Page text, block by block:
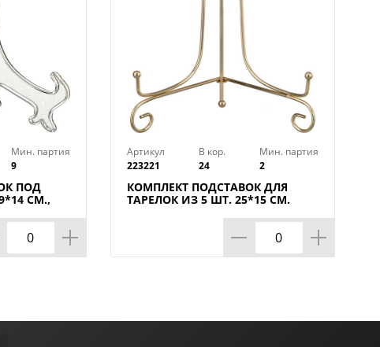
Мин. партия
9
ПОД
СМ.,
Артикул
223221
В кор.
24
Мин. партия
2
КОМПЛЕКТ ПОДСТАВОК ДЛЯ
ТАРЕЛОК ИЗ 5 ШТ. 25*15 СМ.